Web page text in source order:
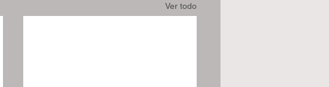
Ver todo